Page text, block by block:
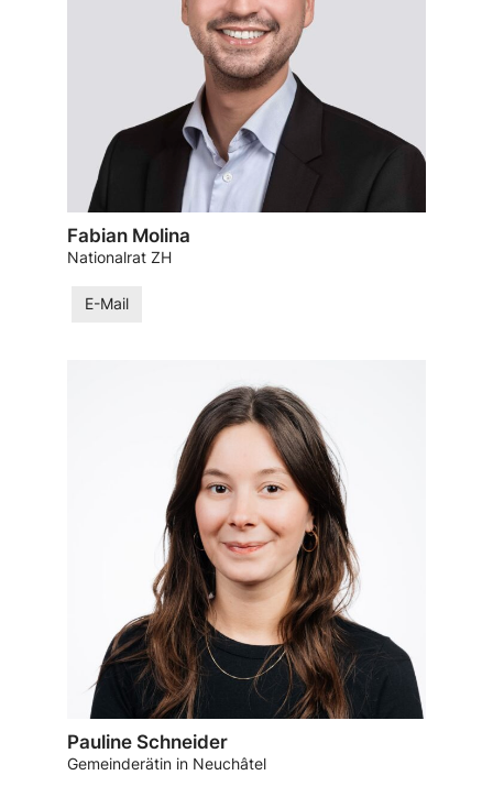
Fabian Molina
Nationalrat ZH
E-Mail
Pauline Schneider
Gemeinderätin in Neuchâtel